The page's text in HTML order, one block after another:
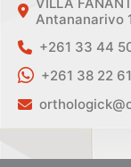
Antananarivo
+261 33 44
+261 38 22